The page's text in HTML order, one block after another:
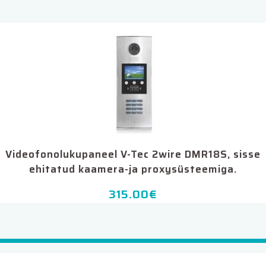
Videofonolukupaneel V-Tec 2wire DMR18S, sisse
ehitatud kaamera-ja proxysüsteemiga.
315.00€